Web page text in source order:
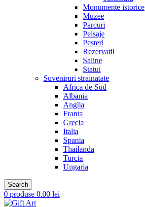
Monumente istorice
Muzee
Parcuri
Peisaje
Pesteri
Rezervatii
Saline
Statui
Suveniruri strainatate
Africa de Sud
Albania
Anglia
Franta
Grecia
Italia
Spania
Thailanda
Turcia
Ungaria
Search
0 produse 0.00 lei